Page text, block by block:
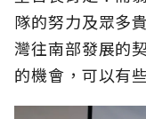
隊的努力及眾多
灣往南部發展的
的機會，可以有